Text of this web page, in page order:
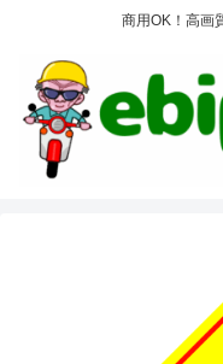
商用OK！高画質PNG